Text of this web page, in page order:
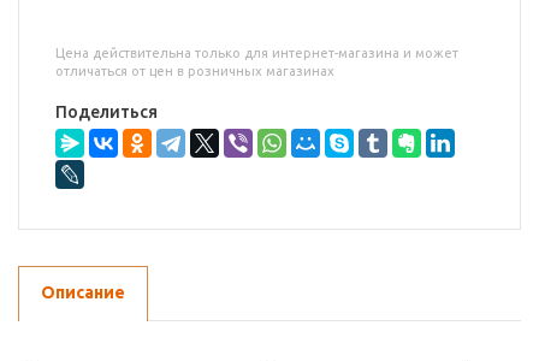
Цена действительна только для интернет-магазина и может
отличаться от цен в розничных магазинах
Поделиться
Описание